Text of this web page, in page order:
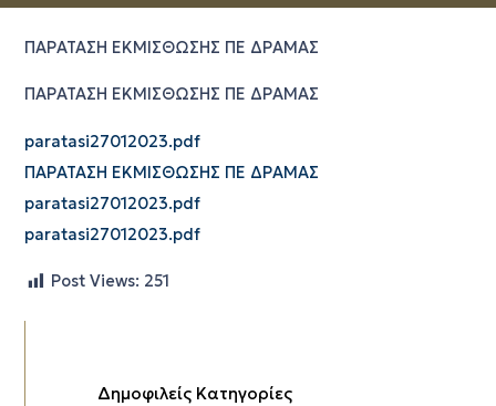
ΠΑΡΑΤΑΣΗ ΕΚΜΙΣΘΩΣΗΣ ΠΕ ΔΡΑΜΑΣ
ΠΑΡΑΤΑΣΗ ΕΚΜΙΣΘΩΣΗΣ ΠΕ ΔΡΑΜΑΣ
paratasi27012023.pdf
ΠΑΡΑΤΑΣΗ ΕΚΜΙΣΘΩΣΗΣ ΠΕ ΔΡΑΜΑΣ
paratasi27012023.pdf
paratasi27012023.pdf
Post Views: 251
Δημοφιλείς Κατηγορίες